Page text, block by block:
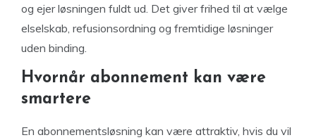
og ejer løsningen fuldt ud. Det giver frihed til at vælge
elselskab, refusionsordning og fremtidige løsninger
uden binding.
Hvornår abonnement kan være
smartere
En abonnementsløsning kan være attraktiv, hvis du vil